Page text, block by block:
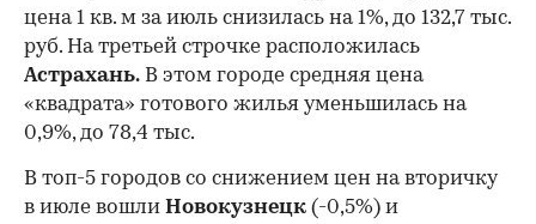
цена 1 кв. м за июль снизилась на 1%, до 132,7 тыс.
руб. На третьей строчке расположилась
Астрахань. В этом городе средняя цена
«квадрата» готового жилья уменьшилась на
0,9%, до 78,4 тыс.
В топ-5 городов со снижением цен на вторичку
в июле вошли Новокузнецк (-0,5%) и